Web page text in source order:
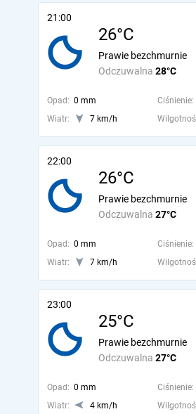
21:00
26°C
Odczuwalna 28°C
Prawie bezchmurnie
Opad: 0 mm Ciśnienie:
Wiatr:
7 km/h
22:00
26°C
Odczuwalna 27°C
Prawie bezchmurnie
Opad: 0 mm Ciśnienie:
Wiatr:
7 km/h
23:00
25°C
Odczuwalna 27°C
Prawie bezchmurnie
Opad: 0 mm Ciśnienie:
Wiatr:
4 km/h